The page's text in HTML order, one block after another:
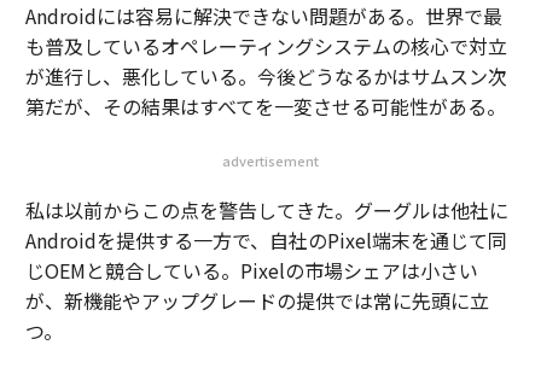
Androidには容易に解決できない問題がある。世界で最
も普及しているオペレーティングシステムの核心で対立
が進行し、悪化している。今後どうなるかはサムスン次
第だが、その結果はすべてを一変させる可能性がある。
advertisement
私は以前からこの点を警告してきた。グーグルは他社に
Androidを提供する一方で、自社のPixel端末を通じて同
じOEMと競合している。Pixelの市場シェアは小さい
が、新機能やアップグレードの提供では常に先頭に立
つ。